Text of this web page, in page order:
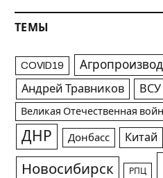
ТЕМЫ
COVID19
Андрей Травников ВСУ
Великая Отечественная
ДНР Донбасс Китай
Новосибирск РПЦ